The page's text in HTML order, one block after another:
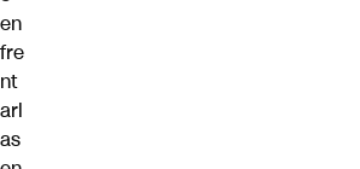
en
fre
nt
arl
as